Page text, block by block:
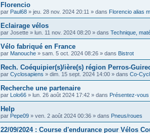
Florencio
par Paul68 » jeu. 28 nov. 2024 20:11 » dans Florencio alias
Eclairage vélos
par Josette » lun. 11 nov. 2024 08:20 » dans Technique,
Vélo fabriqué en France
par Manouche » sam. 5 oct. 2024 08:26 » dans Bistrot
Rech. Coéquipier(s)/ière(s) région Perros-
par Cyclosapiens » dim. 15 sept. 2024 14:00 » dans Co-
Recherche une partenaire
par Lolo66 » lun. 26 août 2024 17:42 » dans Présentez-vous
Help
par Pepe09 » ven. 2 août 2024 00:36 » dans Pneus/roues
22/09/2024 : Course d'endurance pour Vélos